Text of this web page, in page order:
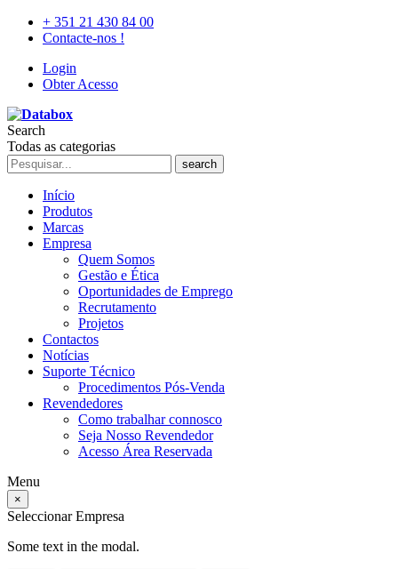
+ 351 21 430 84 00
Contacte-nos !
Login
Obter Acesso
Search
Todas as categorias
search
Início
Produtos
Marcas
Empresa
Quem Somos
Gestão e Ética
Oportunidades de Emprego
Recrutamento
Projetos
Contactos
Notícias
Suporte Técnico
Procedimentos Pós-Venda
Revendedores
Como trabalhar connosco
Seja Nosso Revendedor
Acesso Área Reservada
Menu
×
Seleccionar Empresa
Some text in the modal.